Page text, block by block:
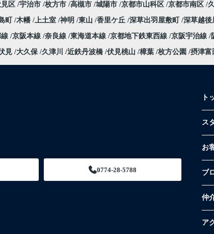
区 宇治市 枚方市 高槻市 城陽市 京都市山科区 京都市南区
町 木幡 上土室 神明 東山 香里ケ丘 深草出羽屋敷町 深草越後
京阪本線 奈良線 東海道本線 京都地下鉄東西線 京阪宇治線
見 大久保 久津川 近鉄丹波橋 伏見桃山 樟葉 枚方公園 摂津富
0774-28-5788
ト
ス
お
ブ
仲
ア